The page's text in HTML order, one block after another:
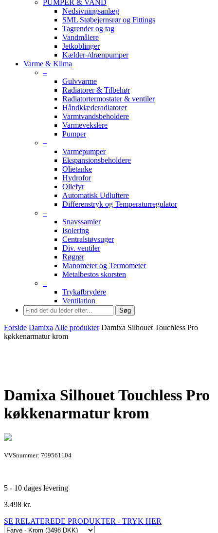
PUMPER & VAND
Nedsivningsanlæg
SML Støbejernsrør og Fittings
Tagrender og tag
Vandmålere
Jetkoblinger
Kælder-/drænpumper
Varme & Klima
–
Gulvvarme
Radiatorer & Tilbehør
Radiatortermostater & ventiler
Håndklæderadiatorer
Varmtvandsbeholdere
Varmevekslere
Pumper
–
Varmepumper
Ekspansionsbeholdere
Olietanke
Hydrofor
Oliefyr
Automatisk Udluftere
Differenstryk og Temperaturregulator
–
Snavssamler
Isolering
Centralstøvsuger
Div. ventiler
Røgrør
Manometer og Termometer
Metalbestos skorsten
–
Trykafbrydere
Ventilation
Søg
Forside Damixa Alle produkter Damixa Silhouet Touchless Pro
køkkenarmatur krom
Damixa Silhouet Touchless Pro
køkkenarmatur krom
VVSnummer: 709561104
5 - 10 dages levering
3.498 kr.
SE RELATEREDE PRODUKTER - TRYK HER